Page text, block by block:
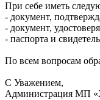
При себе иметь
- документ,
- документ,
- паспорта и
По всем вопросам
С Уважением,
Администрация МП